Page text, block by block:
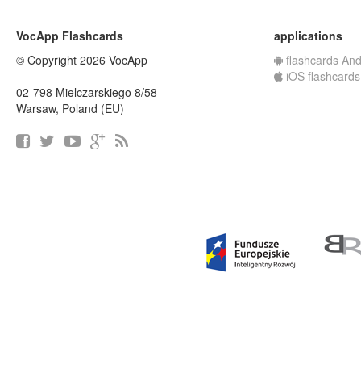
VocApp Flashcards
© Copyright 2026 VocApp
02-798 Mielczarskiego 8/58
Warsaw, Poland (EU)
applications
flashcards
iOS flashcards